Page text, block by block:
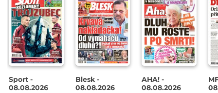
Sport -
08.08.2026
Blesk -
08.08.2026
AHA! -
08.08.2026